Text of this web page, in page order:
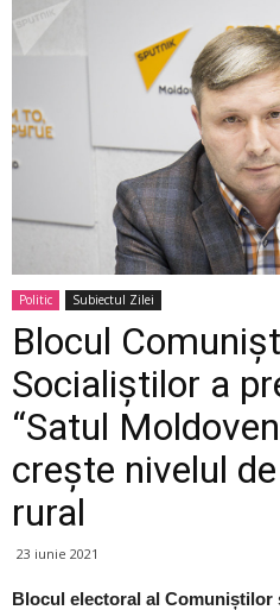
Politic Subiectul Zilei
Blocul
Socialiștilor a
“Satul
crește nivelul
rural
23 iunie 2021
Blocul electoral al